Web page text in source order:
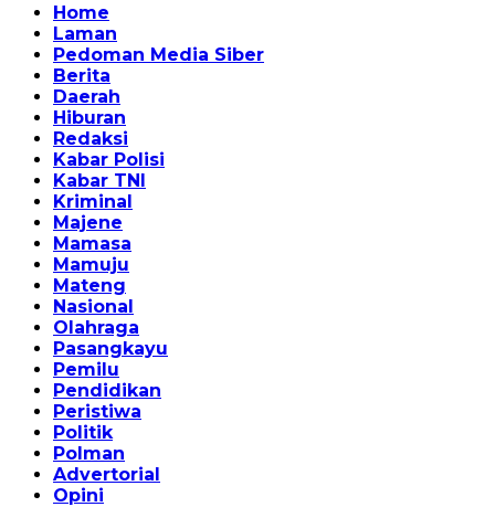
Home
Laman
Pedoman Media Siber
Berita
Daerah
Hiburan
Redaksi
Kabar Polisi
Kabar TNI
Kriminal
Majene
Mamasa
Mamuju
Mateng
Nasional
Olahraga
Pasangkayu
Pemilu
Pendidikan
Peristiwa
Politik
Polman
Advertorial
Opini